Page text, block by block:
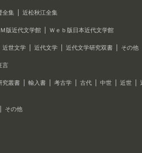
全集
近松秋江全集
版近代文学館
Ｗｅｂ版日本近代文学館
近世文学 近代文学 近代文学研究双書
その他
言
究叢書 輸入書 考古学 古代 中世 近世
その他